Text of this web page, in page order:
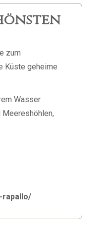
zum
Küste geheime
Wasser
Meereshöhlen,
rapallo/